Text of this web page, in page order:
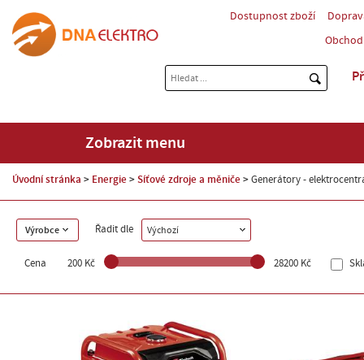
Dostupnost zboží
Zobrazit menu
Úvodní stránka Energie Síťové zdroje a měniče Generátory -
Výrobce Řadit dle Výchozí
Cena 200 Kč 28200 Kč